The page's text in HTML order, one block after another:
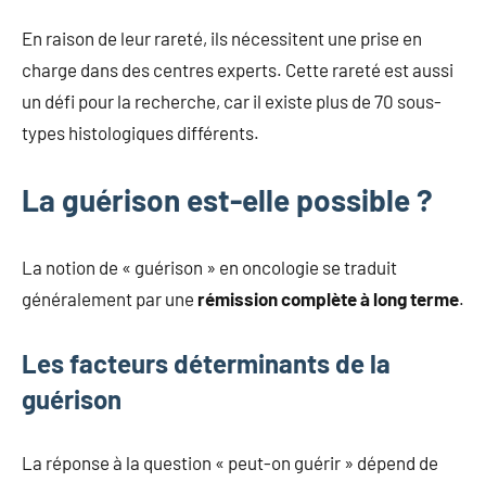
En raison de leur rareté, ils nécessitent une prise en
charge dans des centres experts. Cette rareté est aussi
un défi pour la recherche, car il existe plus de 70 sous-
types histologiques différents.
La guérison est-elle possible ?
La notion de « guérison » en oncologie se traduit
généralement par une rémission complète à long terme.
Les facteurs déterminants de la
guérison
La réponse à la question « peut-on guérir » dépend de